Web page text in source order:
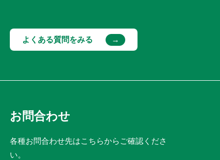
よくある質問をみる
お問合わせ
各種お問合わせ先はこちらからご確認くださ
い。